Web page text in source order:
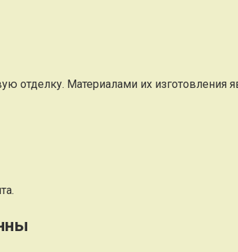
отделку. Материалами их изготовления